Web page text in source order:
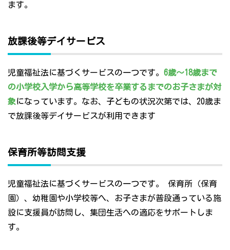
ます。
放課後等デイサービス
児童福祉法に基づくサービスの一つです。 6歳～18歳まで
の小学校入学から高等学校を卒業するまでのお子さまが対
象になっています。なお、子どもの状況次第では、20歳ま
で放課後等デイサービスが利用できます
保育所等訪問支援
児童福祉法に基づくサービスの一つです。 保育所（保育
園）、幼稚園や小学校等へ、お子さまが普段通っている施
設に支援員が訪問し、集団生活への適応をサポートしま
す。